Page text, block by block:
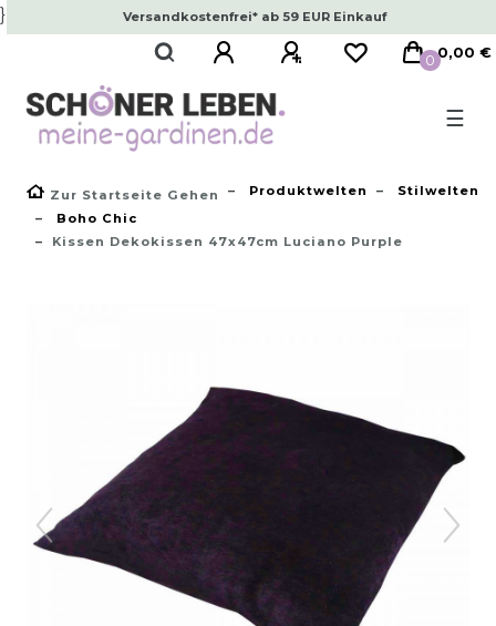
} Versandkostenfrei* ab 59 EUR Einkauf
0 0,00 €
☰
Zur Startseite Gehen Produktwelten
Stilwelten
Boho Chic
Kissen Dekokissen 47x47cm Luciano Purple